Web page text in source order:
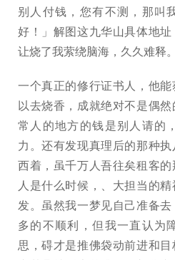
别人付钱，您有不测，那叫
好！」解图这九华山具体地
让烧了我萦绕脑海，久久难释
一个真正的修行证书人，他
以去烧香，成就绝对不是偶
常人的地方的钱是别人请的
力。还有发现真理后的那种
西着，虽千万人吾往矣租客
人是什么时候，、大担当的
发。虽然我一梦见自己准备
多的不顺利，但我一直认为
思，碍才是推佛袋动前进和